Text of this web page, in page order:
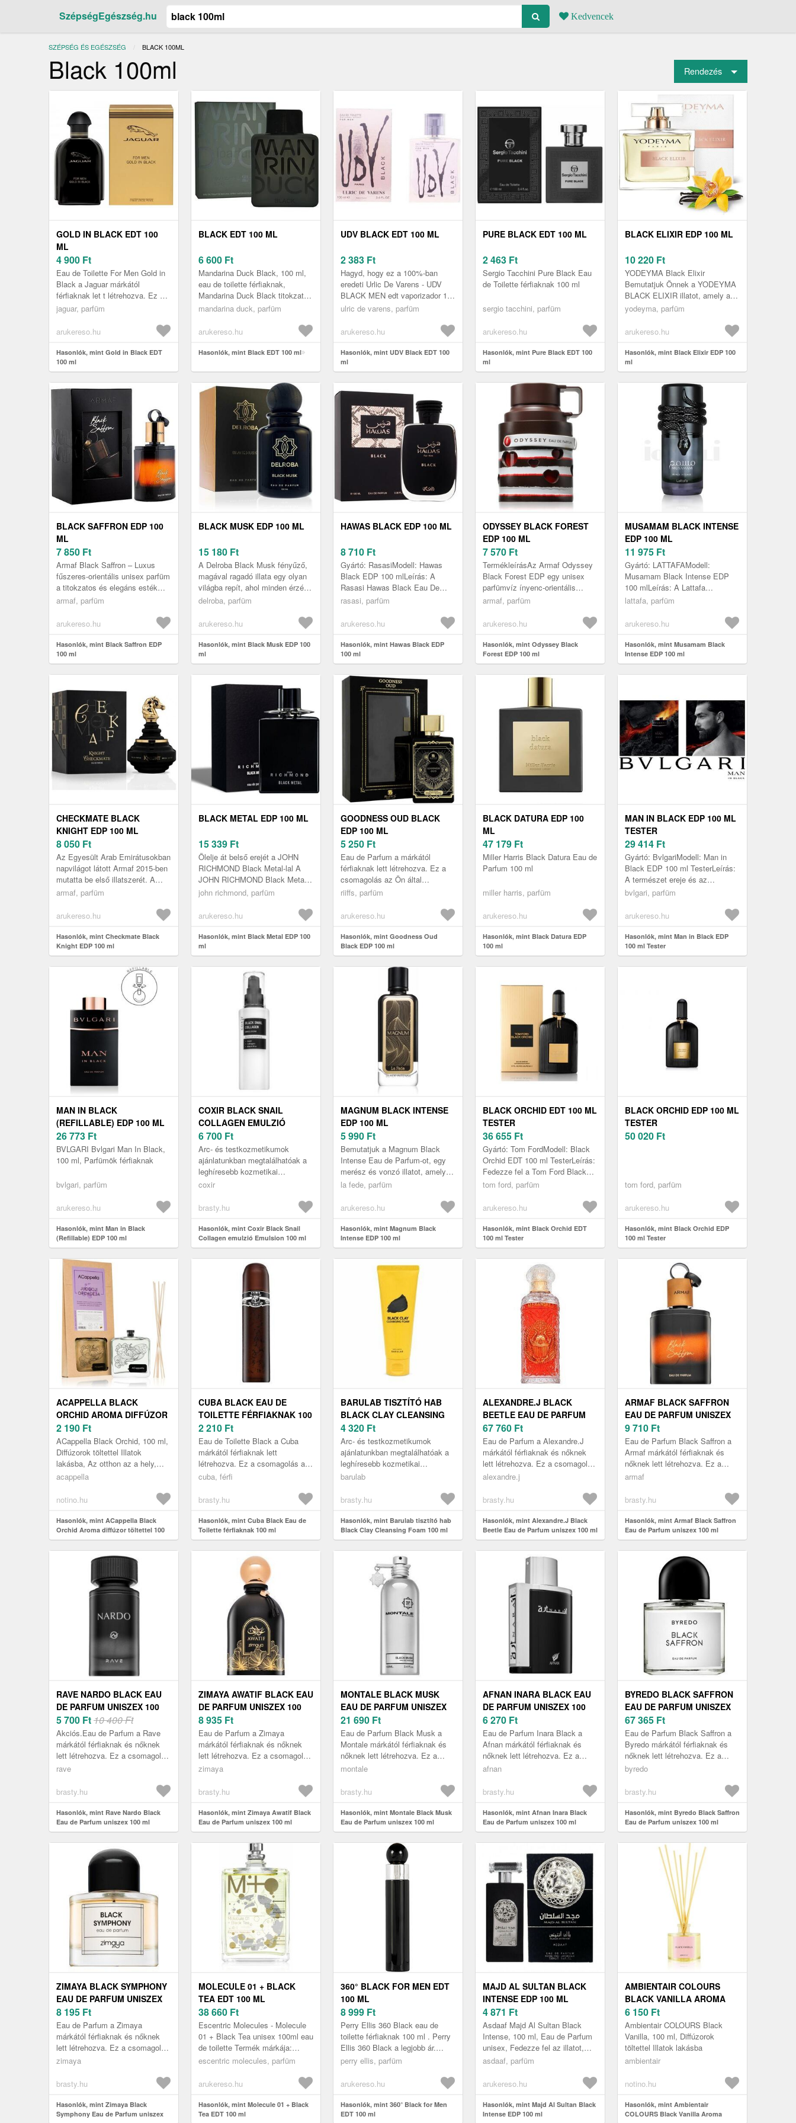
SzépségEgészség.hu Kedvencek
SZÉPSÉG ÉS EGÉSZSÉG JELENLEGI:
BLACK 100ML
Black 100ml Rendezés
GOLD IN BLACK EDT 100
ML
4 900 Ft
Eau de Toilette For Men Gold in
Black a Jaguar márkától
férfiaknak let t létrehozva. Ez a
csomagolás az Ön által
10...
jaguar, parfüm
arukereso.hu
Hasonlók, mint Gold in Black EDT
100 ml
BLACK EDT 100 ML
6 600 Ft
Mandarina Duck Black, 100 ml,
eau de toilette férfiaknak,
Mandarina Duck Black titokzatos
Eau de Parfum feladata az
provoká...
mandarina duck, parfüm
arukereso.hu
Hasonlók, mint Black EDT 100 ml
UDV BLACK EDT 100 ML
2 383 Ft
Hagyd, hogy ez a 100%-ban
eredeti Urlic De Varens - UDV
BLACK MEN edt vaporizador 100
ml meglepjen téged, és határozd
hogy...
ulric de varens, parfüm
arukereso.hu
Hasonlók, mint UDV Black EDT 100
ml
PURE BLACK EDT 100 ML
2 463 Ft
Sergio Tacchini Pure Black Eau
de Toilette férfiaknak 100 ml
sergio tacchini, parfüm
arukereso.hu
Hasonlók, mint Pure Black EDT 100
ml
BLACK ELIXIR EDP 100 ML
10 220 Ft
YODEYMA Black Elixir
Bemutatjuk Önnek a YODEYMA
BLACK ELIXIR illatot, amely a
titokzatosság és az erő
mint egy sötét...
yodeyma, parfüm
arukereso.hu
Hasonlók, mint Black Elixir EDP 100
ml
BLACK SAFFRON EDP 100
ML
7 850 Ft
Armaf Black Saffron – Luxus
fűszeres-orientális unisex parfüm
a titokzatos és elegáns esték
védjegyekéntLépj be a folyékony
armaf, parfüm
arukereso.hu
Hasonlók, mint Black Saffron EDP
100 ml
BLACK MUSK EDP 100 ML
15 180 Ft
A Delroba Black Musk fényűző,
magával ragadó illata egy olyan
világba repít, ahol minden érzék
párosul a szeretettel és az
delroba, parfüm
arukereso.hu
Hasonlók, mint Black Musk EDP 100
ml
HAWAS BLACK EDP 100 ML
8 710 Ft
Gyártó: RasasiModell: Hawas
Black EDP 100 mlLeírás: A
Rasasi Hawas Black Eau De
Parfum egy lenyűgöző illat,
vonzalom ess...
rasasi, parfüm
arukereso.hu
Hasonlók, mint Hawas Black EDP
100 ml
ODYSSEY BLACK FOREST
EDP 100 ML
7 570 Ft
TermékleírásAz Armaf Odyssey
Black Forest EDP egy unisex
parfümvíz ínyenc-orientális
karakterrel az arab Armaf márka
armaf, parfüm
arukereso.hu
Hasonlók, mint Odyssey Black
Forest EDP 100 ml
MUSAMAM BLACK INTENSE
EDP 100 ML
11 975 Ft
Gyártó: LATTAFAModell:
Musamam Black Intense EDP
100 mlLeírás: A Lattafa
Musamam Black Intense egy
kompozíció, amely a levendu...
lattafa, parfüm
arukereso.hu
Hasonlók, mint Musamam Black
Intense EDP 100 ml
CHECKMATE BLACK
KNIGHT EDP 100 ML
8 050 Ft
Az Egyesült Arab Emirátusokban
napvilágot látott Armaf 2015-ben
mutatta be első illatszerét. A
márka szorgalmáról tanúskodik
armaf, parfüm
arukereso.hu
Hasonlók, mint Checkmate Black
Knight EDP 100 ml
BLACK METAL EDP 100 ML
15 339 Ft
Ölelje át belső erejét a JOHN
RICHMOND Black Metal-lal A
JOHN RICHMOND Black Metal
egy Eau de Parfum, amelyet a
készítet...
john richmond, parfüm
arukereso.hu
Hasonlók, mint Black Metal EDP 100
ml
GOODNESS OUD BLACK
EDP 100 ML
5 250 Ft
Eau de Parfum a márkától
férfiaknak lett létrehozva. Ez a
csomagolás az Ön által
választott illatot tartalmazza, 100
riiffs, parfüm
arukereso.hu
Hasonlók, mint Goodness Oud
Black EDP 100 ml
BLACK DATURA EDP 100
ML
47 179 Ft
Miller Harris Black Datura Eau de
Parfum 100 ml
miller harris, parfüm
arukereso.hu
Hasonlók, mint Black Datura EDP
100 ml
MAN IN BLACK EDP 100 ML
TESTER
29 414 Ft
Gyártó: BvlgariModell: Man in
Black EDP 100 ml TesterLeírás:
A természet ereje és az
érzékiség rejtőzik a Bvlgari Man
bvlgari, parfüm
arukereso.hu
Hasonlók, mint Man in Black EDP
100 ml Tester
MAN IN BLACK
(REFILLABLE) EDP 100 ML
26 773 Ft
BVLGARI Bvlgari Man In Black,
100 ml, Parfümök férfiaknak
bvlgari, parfüm
arukereso.hu
Hasonlók, mint Man in Black
(Refillable) EDP 100 ml
COXIR BLACK SNAIL
COLLAGEN EMULZIÓ
EMULSION 100 ML
6 700 Ft
Arc- és testkozmetikumok
ajánlatunkban megtalálhatóak a
leghíresebb kozmetikai
márkanevek Ez a/az Coxir
kategóriáb...
coxir
brasty.hu
Hasonlók, mint Coxir Black Snail
Collagen emulzió Emulsion 100 ml
MAGNUM BLACK INTENSE
EDP 100 ML
5 990 Ft
Bemutatjuk a Magnum Black
Intense Eau de Parfum-ot, egy
merész és vonzó illatot, amelyet
a magabiztos férfiak számára
la fede, parfüm
arukereso.hu
Hasonlók, mint Magnum Black
Intense EDP 100 ml
BLACK ORCHID EDT 100 ML
TESTER
36 655 Ft
Gyártó: Tom FordModell: Black
Orchid EDT 100 ml TesterLeírás:
Fedezze fel a Tom Ford Black
Orchid luxus és titokzatos illatát.
tom ford, parfüm
arukereso.hu
Hasonlók, mint Black Orchid EDT
100 ml Tester
BLACK ORCHID EDP 100 ML
TESTER
50 020 Ft
tom ford, parfüm
arukereso.hu
Hasonlók, mint Black Orchid EDP
100 ml Tester
ACAPPELLA BLACK
ORCHID AROMA DIFFÚZOR
TÖLTETTEL 100 ML
2 190 Ft
ACappella Black Orchid, 100 ml,
Diffúzorok töltettel Illatok
lakásba, Az otthon az a hely,
ahol időnk nagy részét töltjük,
acappella
notino.hu
Hasonlók, mint ACappella Black
Orchid Aroma diffúzor töltettel 100
ml
CUBA BLACK EAU DE
TOILETTE FÉRFIAKNAK 100
ML
2 210 Ft
Eau de Toilette Black a Cuba
márkától férfiaknak lett
létrehozva. Ez a csomagolás az
Ön által választott illatot
cuba, férfi
brasty.hu
Hasonlók, mint Cuba Black Eau de
Toilette férfiaknak 100 ml
BARULAB TISZTÍTÓ HAB
BLACK CLAY CLEANSING
FOAM 100 ML
4 320 Ft
Arc- és testkozmetikumok
ajánlatunkban megtalálhatóak a
leghíresebb kozmetikai
márkanevek Ez a/az Barulab
kategóriá...
barulab
brasty.hu
Hasonlók, mint Barulab tisztító hab
Black Clay Cleansing Foam 100 ml
ALEXANDRE.J BLACK
BEETLE EAU DE PARFUM
UNISZEX 100 ML
67 760 Ft
Eau de Parfum a Alexandre.J
márkától férfiaknak és nőknek
lett létrehozva. Ez a csomagolás
az Ön által választott illatot
alexandre.j
brasty.hu
Hasonlók, mint Alexandre.J Black
Beetle Eau de Parfum uniszex 100 ml
ARMAF BLACK SAFFRON
EAU DE PARFUM UNISZEX
100 ML
9 710 Ft
Eau de Parfum Black Saffron a
Armaf márkától férfiaknak és
nőknek lett létrehozva. Ez a
csomagolás az Ön által
...
armaf
brasty.hu
Hasonlók, mint Armaf Black Saffron
Eau de Parfum uniszex 100 ml
RAVE NARDO BLACK EAU
DE PARFUM UNISZEX 100
ML
5 700 Ft10 400 Ft
Akciós.Eau de Parfum a Rave
márkától férfiaknak és nőknek
lett létrehozva. Ez a csomagolás
az Ön által választott illatot
rave
brasty.hu
Hasonlók, mint Rave Nardo Black
Eau de Parfum uniszex 100 ml
ZIMAYA AWATIF BLACK EAU
DE PARFUM UNISZEX 100
ML
8 935 Ft
Eau de Parfum a Zimaya
márkától férfiaknak és nőknek
lett létrehozva. Ez a csomagolás
az Ön által választott illatot
zimaya
brasty.hu
Hasonlók, mint Zimaya Awatif Black
Eau de Parfum uniszex 100 ml
MONTALE BLACK MUSK
EAU DE PARFUM UNISZEX
100 ML
21 690 Ft
Eau de Parfum Black Musk a
Montale márkától férfiaknak és
nőknek lett létrehozva. Ez a
csomagolás az Ön által
ml .
montale
brasty.hu
Hasonlók, mint Montale Black Musk
Eau de Parfum uniszex 100 ml
AFNAN INARA BLACK EAU
DE PARFUM UNISZEX 100
ML
6 270 Ft
Eau de Parfum Inara Black a
Afnan márkától férfiaknak és
nőknek lett létrehozva. Ez a
csomagolás az Ön által
ml .
afnan
brasty.hu
Hasonlók, mint Afnan Inara Black
Eau de Parfum uniszex 100 ml
BYREDO BLACK SAFFRON
EAU DE PARFUM UNISZEX
100 ML
67 365 Ft
Eau de Parfum Black Saffron a
Byredo márkától férfiaknak és
nőknek lett létrehozva. Ez a
csomagolás az Ön által
100...
byredo
brasty.hu
Hasonlók, mint Byredo Black Saffron
Eau de Parfum uniszex 100 ml
ZIMAYA BLACK SYMPHONY
EAU DE PARFUM UNISZEX
100 ML
8 195 Ft
Eau de Parfum a Zimaya
márkától férfiaknak és nőknek
lett létrehozva. Ez a csomagolás
az Ön által választott illatot
zimaya
brasty.hu
Hasonlók, mint Zimaya Black
Symphony Eau de Parfum uniszex
MOLECULE 01 + BLACK
TEA EDT 100 ML
38 660 Ft
Escentric Molecules - Molecule
01 + Black Tea unisex 100ml eau
de toilette Termék márkája:
Escentric Molecules Termék
escentric molecules, parfüm
arukereso.hu
Hasonlók, mint Molecule 01 + Black
Tea EDT 100 ml
360° BLACK FOR MEN EDT
100 ML
8 999 Ft
Perry Ellis 360 Black eau de
toilette férfiaknak 100 ml . Perry
Ellis 360 Black a legjobb ár.
Perry Ellis.
perry ellis, parfüm
arukereso.hu
Hasonlók, mint 360° Black for Men
EDT 100 ml
MAJD AL SULTAN BLACK
INTENSE EDP 100 ML
4 871 Ft
Asdaaf Majd Al Sultan Black
Intense, 100 ml, Eau de Parfum
unisex, Fedezze fel az illatot,
melyet nem lehet beskatulyázni
asdaaf, parfüm
arukereso.hu
Hasonlók, mint Majd Al Sultan Black
Intense EDP 100 ml
AMBIENTAIR COLOURS
BLACK VANILLA AROMA
DIFFÚZOR TÖLTETTEL 100
ML
6 150 Ft
Ambientair COLOURS Black
Vanilla, 100 ml, Diffúzorok
töltettel Illatok lakásba
ambientair
notino.hu
Hasonlók, mint Ambientair
COLOURS Black Vanilla Aroma